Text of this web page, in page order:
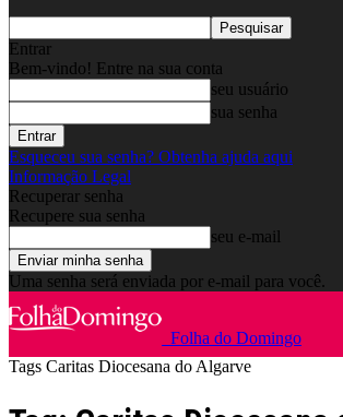
Entrar
Bem-vindo! Entre na sua conta
seu usuário
sua senha
Esqueceu sua senha? Obtenha ajuda aqui
Informação Legal
Recuperar senha
Recupere sua senha
seu e-mail
Uma senha será enviada por e-mail para você.
Folha do Domingo
Tags Caritas Diocesana do Algarve